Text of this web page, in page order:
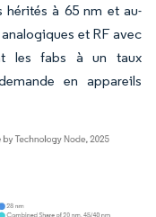
à 65 nm et au-
et RF avec
les fabs à un taux
en appareils